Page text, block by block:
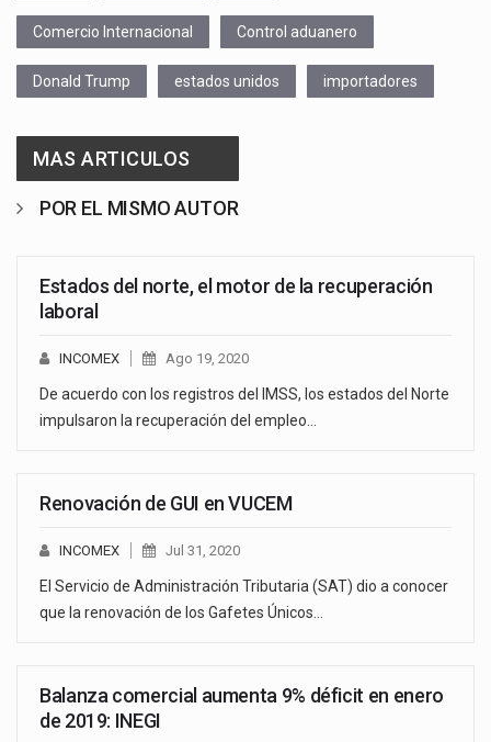
Comercio Internacional Control aduanero
Donald Trump estados unidos importadores
MAS ARTICULOS
POR EL MISMO AUTOR
Estados del norte, el motor de la recuperación
laboral
INCOMEX Ago 19, 2020
De acuerdo con los registros del IMSS, los estados del Norte
impulsaron la recuperación del empleo…
Renovación de GUI en VUCEM
INCOMEX Jul 31, 2020
El Servicio de Administración Tributaria (SAT) dio a conocer
que la renovación de los Gafetes Únicos…
Balanza comercial aumenta 9% déficit en enero
de 2019: INEGI